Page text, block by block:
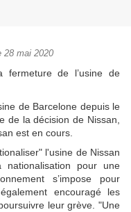
28 mai 2020
de l’usine de
de Barcelone depuis le
de la décision de Nissan,
est en cours.
l'usine de Nissan
pour une
s’impose pour
encouragé les
leur grève. "Une